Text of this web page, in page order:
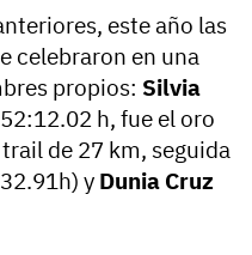
este año las
celebraron en una
propios: Silvia
h, fue el oro
de 27 km, seguida
y Dunia Cruz